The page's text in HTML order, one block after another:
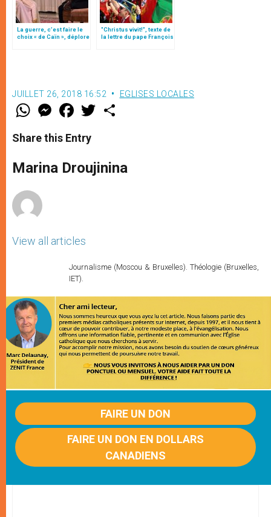
La guerre, c’est faire le
choix « de Caïn », déplore
"Christus vivit!", texte de
la lettre du pape François
JUILLET 26, 2018 16:52 EGLISES LOCALES
W
t
s
p
p
M
e
s
e
g
e
F
a
e
b
o
k
w
r
Share this Entry
Marina Droujinina
View all articles
Journalisme (Moscou & Bruxelles). Théologie (Bruxelles,
IET).
FAIRE UN DON
FAIRE UN DON EN DOLLARS
CANADIENS